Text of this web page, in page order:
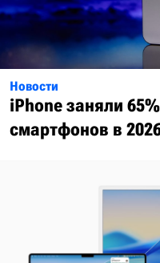
Новости
iPhone заняли
смартфонов в